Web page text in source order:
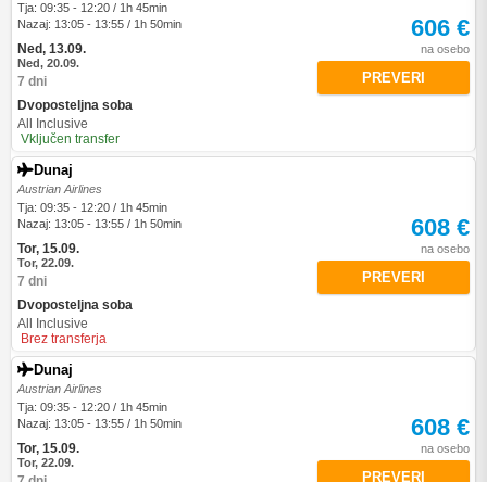
Tja: 09:35 - 12:20 / 1h 45min
Nazaj: 13:05 - 13:55 / 1h 50min
Ned, 13.09.
Ned, 20.09.
7 dni
Dvoposteljna soba
All Inclusive
Vključen transfer
606 €
na osebo
PREVERI
Dunaj
Austrian Airlines
Tja: 09:35 - 12:20 / 1h 45min
Nazaj: 13:05 - 13:55 / 1h 50min
Tor, 15.09.
Tor, 22.09.
7 dni
Dvoposteljna soba
All Inclusive
Brez transferja
608 €
na osebo
PREVERI
Dunaj
Austrian Airlines
Tja: 09:35 - 12:20 / 1h 45min
Nazaj: 13:05 - 13:55 / 1h 50min
Tor, 15.09.
Tor, 22.09.
608 €
na osebo
PREVERI